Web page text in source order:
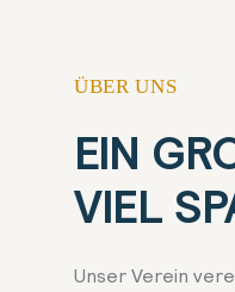
ÜBER UNS
EIN
IEL
Unser Verein